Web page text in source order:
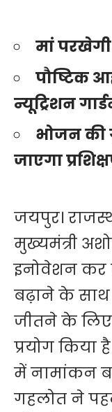
मां
पौष्टिक
न्यूट्रिशन
भोजन की
जाएगा
जयपुर।
मुख्यमंत्री
इनोवेशन कर
बढ़ाने के साथ
जीतने के
प्रयोग किया
में नामांकन
गहलोत ने